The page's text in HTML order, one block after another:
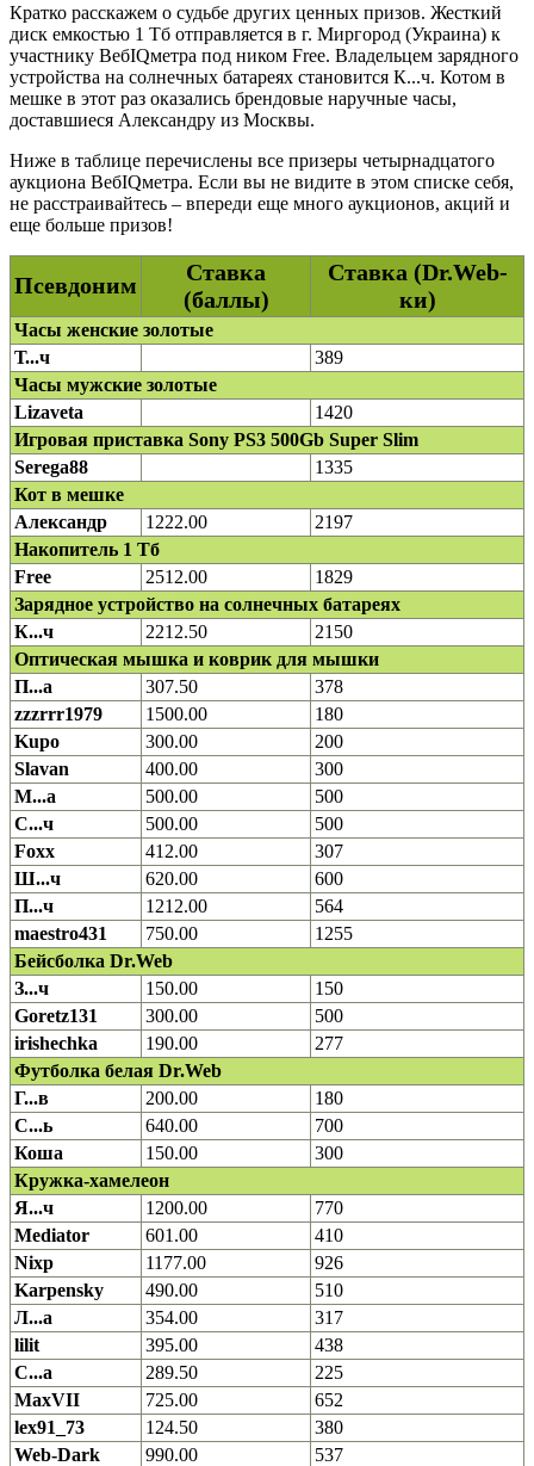
Кратко расскажем о судьбе других ценных призов. Жесткий
диск емкостью 1 Тб отправляется в г. Миргород (Украина) к
участнику ВебIQметра под ником Free. Владельцем зарядного
устройства на солнечных батареях становится К...ч. Котом в
мешке в этот раз оказались брендовые наручные часы,
доставшиеся Александру из Москвы.
Ниже в таблице перечислены все призеры четырнадцатого
аукциона ВебIQметра. Если вы не видите в этом списке себя,
не расстраивайтесь – впереди еще много аукционов, акций и
еще больше призов!
Псевдоним
Ставка
(баллы)
Ставка (Dr.Web-
ки)
Часы женские золотые
Т...ч
389
Часы мужские золотые
Lizaveta
1420
Игровая приставка Sony PS3 500Gb Super Slim
Serega88
1335
Кот в мешке
Александр
1222.00
2197
Накопитель 1 Тб
Free
2512.00
1829
Зарядное устройство на солнечных батареях
К...ч
2212.50
2150
Оптическая мышка и коврик для мышки
П...а
307.50
378
zzzrrr1979
1500.00
180
Kupo
300.00
200
Slavan
400.00
300
М...а
500.00
500
С...ч
500.00
500
Foxx
412.00
307
Ш...ч
620.00
600
П...ч
1212.00
564
maestro431
750.00
1255
Бейсболка Dr.Web
З...ч
150.00
150
Goretz131
300.00
500
irishechka
190.00
277
Футболка белая Dr.Web
Г...в
200.00
180
С...ь
640.00
700
Коша
150.00
300
Кружка-хамелеон
Я...ч
1200.00
770
Mediator
601.00
410
Nixp
1177.00
926
Karpensky
490.00
510
Л...а
354.00
317
lilit
395.00
438
С...а
289.50
225
MaxVII
725.00
652
lex91_73
124.50
380
Web-Dark
990.00
537